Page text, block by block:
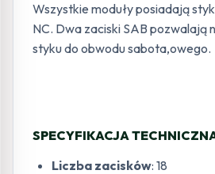
Wszystkie moduły posiadają
NC. Dwa zaciski SAB pozwalają
styku do obwodu sabota,owego.
SPECYFIKACJA
Liczba zacisków: 18